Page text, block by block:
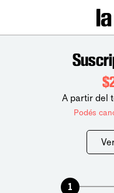
A partir del
Podés
1